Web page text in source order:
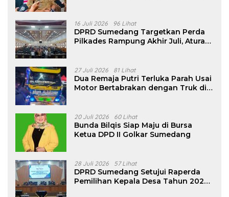
16 Juli 2026 96 Lihat
DPRD Sumedang Targetkan Perda
Pilkades Rampung Akhir Juli, Aturan
27 Juli 2026 81 Lihat
Dua Remaja Putri Terluka Parah Usai
Motor Bertabrakan dengan Truk di
20 Juli 2026 60 Lihat
Bunda Bilqis Siap Maju di Bursa
Ketua DPD II Golkar Sumedang
28 Juli 2026 57 Lihat
DPRD Sumedang Setujui Raperda
Pemilihan Kepala Desa Tahun 2026